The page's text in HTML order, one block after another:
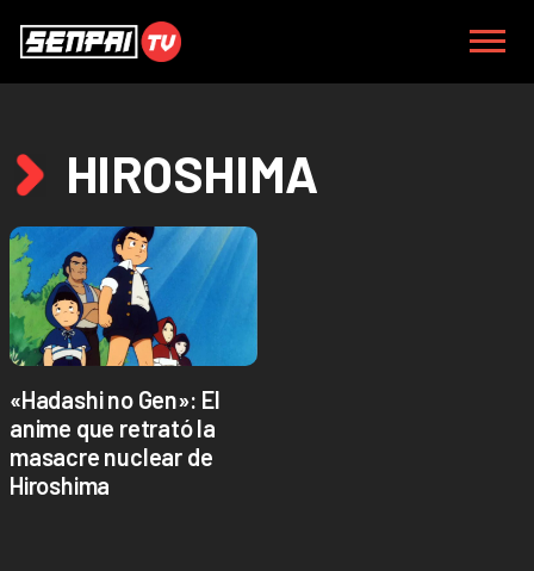
HIROSHIMA
«Hadashi no Gen»: El
anime que retrató la
masacre nuclear de
Hiroshima